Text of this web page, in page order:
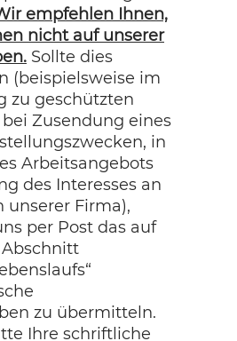
empfehlen Ihnen,
nicht auf unserer
Sollte dies
(beispielsweise im
zu geschützten
Zusendung eines
in
Arbeitsangebots
des Interesses an
unserer Firma),
per Post das auf
zu übermitteln.
Ihre schriftliche